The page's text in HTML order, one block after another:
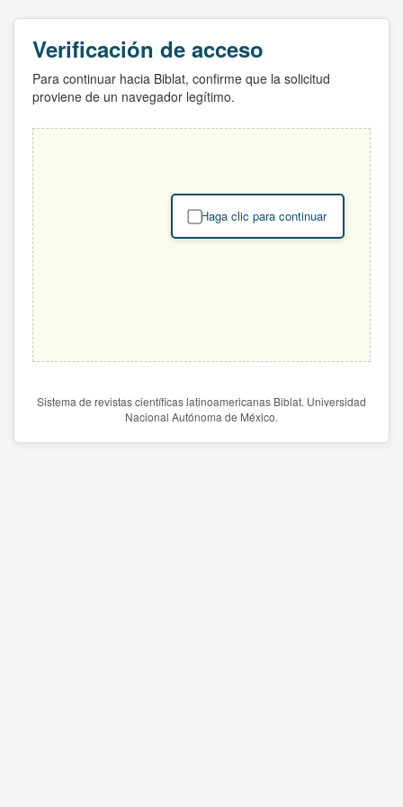
Verificación de acceso
Para continuar hacia Biblat, confirme que la solicitud
proviene de un navegador legítimo.
Haga clic para continuar
Sistema de revistas científicas latinoamericanas Biblat. Universidad
Nacional Autónoma de México.